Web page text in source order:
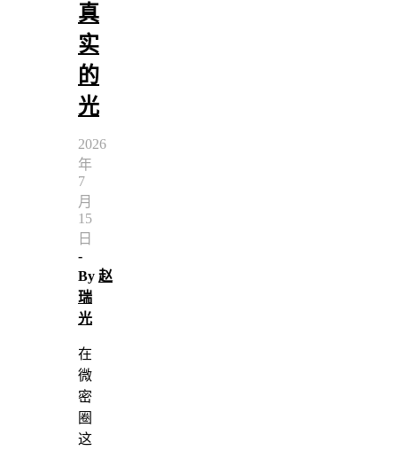
真
实
的
光
2026
年
7
月
15
日
-
By 赵
瑞
光
在
微
密
圈
这